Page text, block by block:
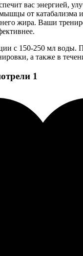
вас энергией,
от катабализма
жира. Ваши
с 150-250 мл воды.
а также в
1